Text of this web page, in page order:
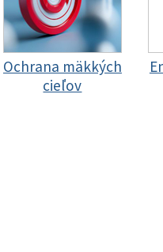
Ochrana mäkkých
cieľov